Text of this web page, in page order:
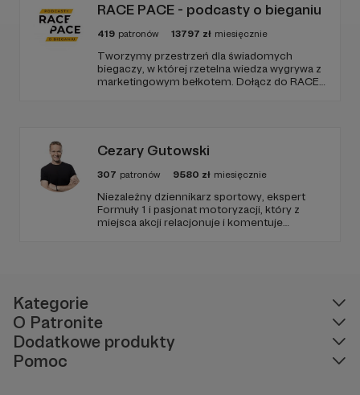
RACE PACE - podcasty o bieganiu
419 patronów 13797 zł miesięcznie
Tworzymy przestrzeń dla świadomych
biegaczy, w której rzetelna wiedza wygrywa z
marketingowym bełkotem. Dołącz do RACE
Cezary Gutowski
307 patronów 9580 zł miesięcznie
Niezależny dziennikarz sportowy, ekspert
Formuły 1 i pasjonat motoryzacji, który z
miejsca akcji relacjonuje i komentuje
Kategorie
O Patronite
Dodatkowe produkty
Pomoc